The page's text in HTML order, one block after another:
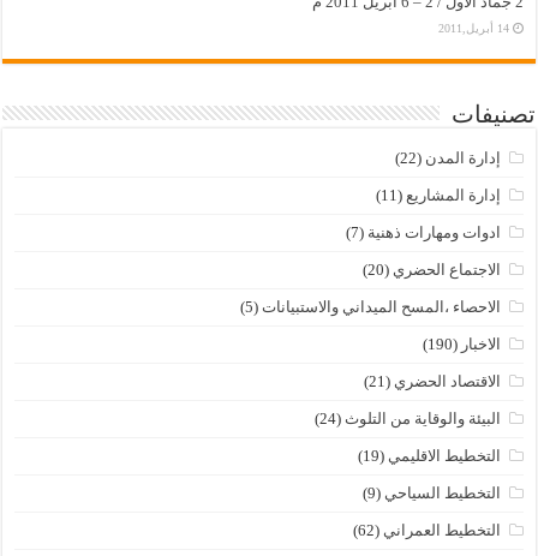
14 أبريل,2011
تصنيفات
إدارة المدن (22)
إدارة المشاريع (11)
ادوات ومهارات ذهنية (7)
الاجتماع الحضري (20)
الاحصاء ،المسح الميداني والاستبيانات (5)
الاخبار (190)
الاقتصاد الحضري (21)
البيئة والوقاية من التلوث (24)
التخطيط الاقليمي (19)
التخطيط السياحي (9)
التخطيط العمراني (62)